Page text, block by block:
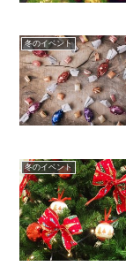
冬のイベント
冬のイベント